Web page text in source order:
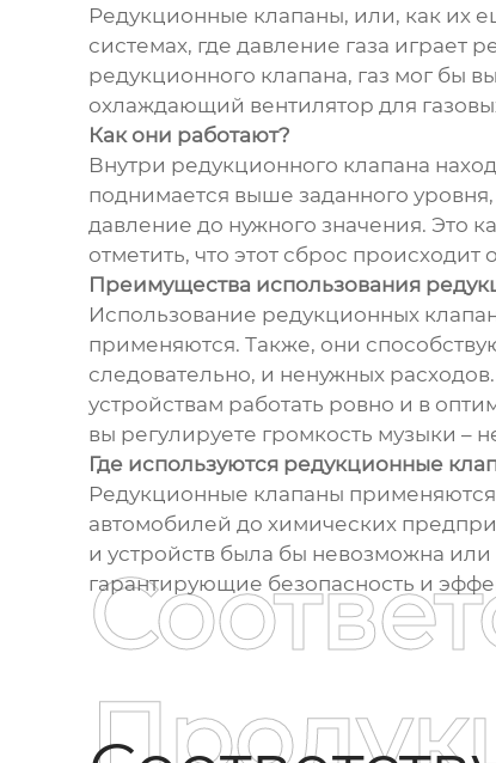
Редукционные клапаны, или, как их
системах, где давление газа
редукционного клапана, газ мог бы
охлаждающий вентилятор для
Как они работают?
Внутри редукционного клапана
поднимается выше заданного
давление до нужного значения. Это
отметить, что этот сброс
Преимущества использования
Использование редукционных
применяются. Также, они
следовательно, и ненужных
устройствам работать ровно и в
вы регулируете громкость музыки –
Где используются редукционные
Редукционные клапаны применяются
автомобилей до химических
и устройств была бы невозможна
гарантирующие безопасность и